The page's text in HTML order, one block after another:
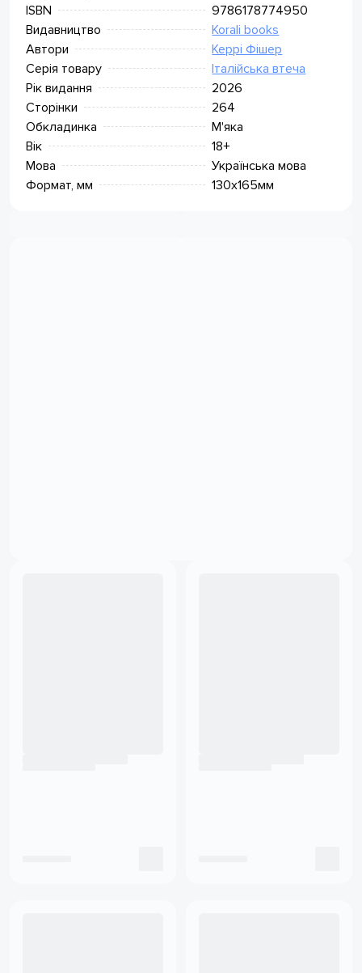
Поштомат Meest (безкоштовно
від 349 грн)
49
ISBN
9786178774950
Видавництво
Korali books
Автори
Керрі Фішер
Серія товару
Італійська втеча
Рік видання
2026
Сторінки
264
Обкладинка
М'яка
Вік
18+
Мова
Українська мова
Формат, мм
130х165мм